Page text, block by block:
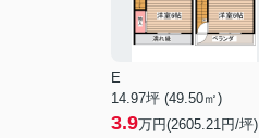
E
14.97坪 (49.50㎡)
3.9万円(2605.21円/坪)